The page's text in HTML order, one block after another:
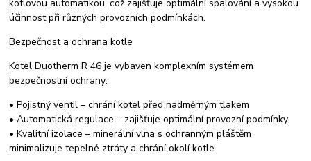
kotlovou automatikou, což zajišťuje optimální spalování a vysokou
účinnost při různých provozních podmínkách.
Bezpečnost a ochrana kotle
Kotel Duotherm R 46 je vybaven komplexním systémem
bezpečnostní ochrany:
• Pojistný ventil – chrání kotel před nadměrným tlakem
• Automatická regulace – zajišťuje optimální provozní podmínky
• Kvalitní izolace – minerální vlna s ochranným pláštěm
minimalizuje tepelné ztráty a chrání okolí kotle